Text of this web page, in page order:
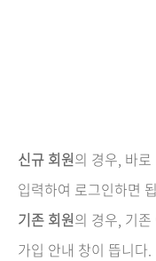
신규 회원의 경우, 바
입력하여 로그인하면
기존 회원의 경우, 기
가입 안내 창이 뜹니다.